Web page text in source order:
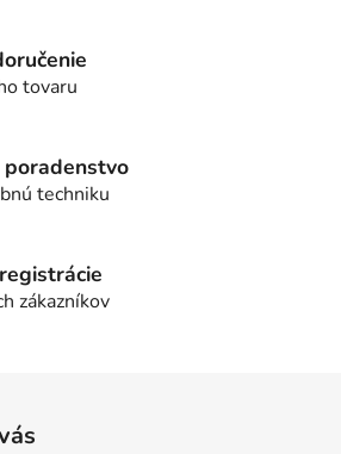
tovaru
poradenstvo
techniku
zákazníkov